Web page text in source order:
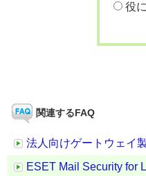
役
関連するFAQ
法人向けゲートウェイ
ESET Mail Security for